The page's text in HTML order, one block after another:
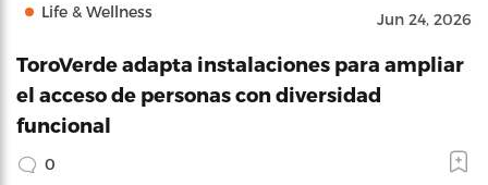
Life & Wellness Jun 24, 2026
ToroVerde adapta instalaciones para ampliar
el acceso de personas con diversidad
funcional
0